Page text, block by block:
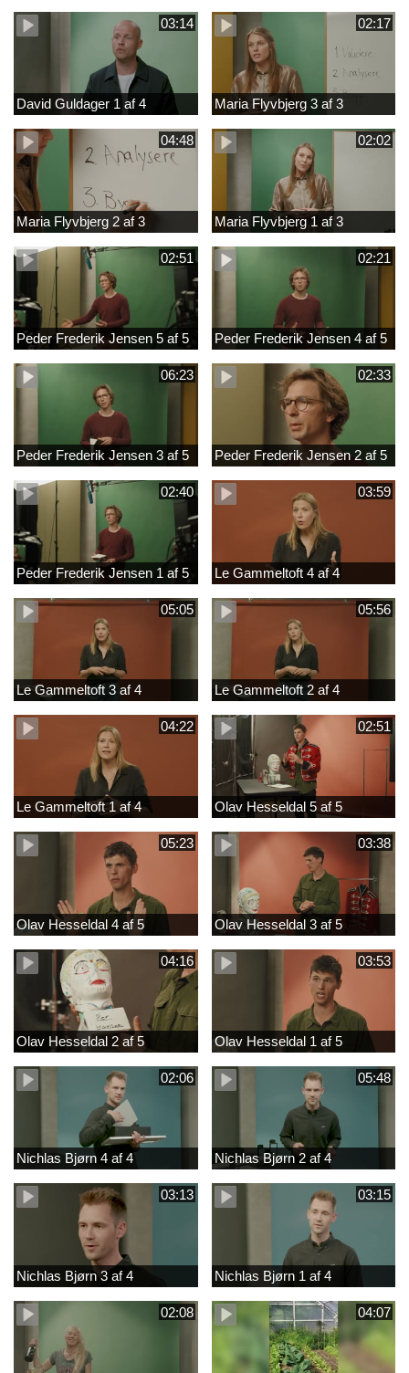
03:14
David Guldager 1 af 4
02:17
Maria Flyvbjerg 3 af 3
04:48
Maria Flyvbjerg 2 af 3
02:02
Maria Flyvbjerg 1 af 3
02:51
Peder Frederik Jensen 5 af 5
02:21
Peder Frederik Jensen 4 af 5
06:23
Peder Frederik Jensen 3 af 5
02:33
Peder Frederik Jensen 2 af 5
02:40
Peder Frederik Jensen 1 af 5
03:59
Le Gammeltoft 4 af 4
05:05
Le Gammeltoft 3 af 4
05:56
Le Gammeltoft 2 af 4
04:22
Le Gammeltoft 1 af 4
02:51
Olav Hesseldal 5 af 5
05:23
Olav Hesseldal 4 af 5
03:38
Olav Hesseldal 3 af 5
04:16
Olav Hesseldal 2 af 5
03:53
Olav Hesseldal 1 af 5
02:06
Nichlas Bjørn 4 af 4
05:48
Nichlas Bjørn 2 af 4
03:13
Nichlas Bjørn 3 af 4
03:15
Nichlas Bjørn 1 af 4
02:08 04:07